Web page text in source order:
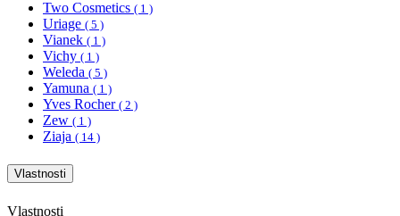
Two Cosmetics ( 1 )
Uriage ( 5 )
Vianek ( 1 )
Vichy ( 1 )
Weleda ( 5 )
Yamuna ( 1 )
Yves Rocher ( 2 )
Zew ( 1 )
Ziaja ( 14 )
Vlastnosti
Vlastnosti